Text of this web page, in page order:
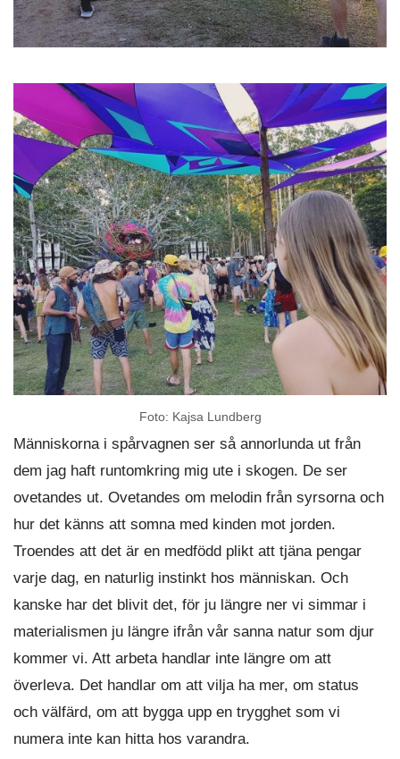
Foto: Kajsa Lundberg
Människorna i spårvagnen ser så annorlunda ut från
dem jag haft runtomkring mig ute i skogen. De ser
ovetandes ut. Ovetandes om melodin från syrsorna och
hur det känns att somna med kinden mot jorden.
Troendes att det är en medfödd plikt att tjäna pengar
varje dag, en naturlig instinkt hos människan. Och
kanske har det blivit det, för ju längre ner vi simmar i
materialismen ju längre ifrån vår sanna natur som djur
kommer vi. Att arbeta handlar inte längre om att
överleva. Det handlar om att vilja ha mer, om status
och välfärd, om att bygga upp en trygghet som vi
numera inte kan hitta hos varandra.